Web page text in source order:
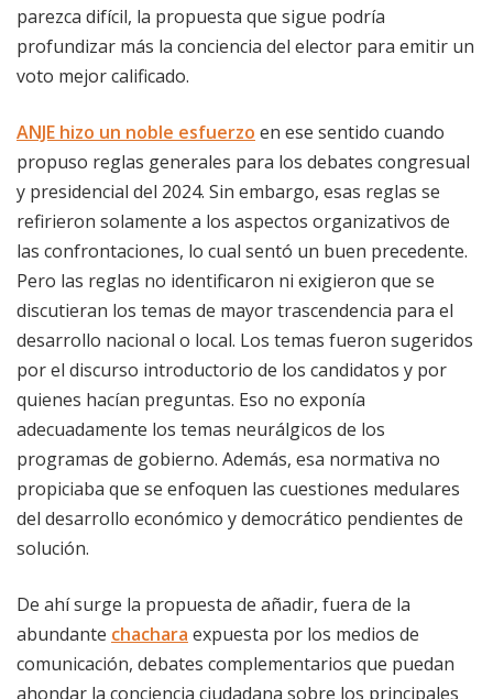
parezca difícil, la propuesta que sigue podría
profundizar más la conciencia del elector para emitir un
voto mejor calificado.
ANJE hizo un noble esfuerzo en ese sentido cuando
propuso reglas generales para los debates congresual
y presidencial del 2024. Sin embargo, esas reglas se
refirieron solamente a los aspectos organizativos de
las confrontaciones, lo cual sentó un buen precedente.
Pero las reglas no identificaron ni exigieron que se
discutieran los temas de mayor trascendencia para el
desarrollo nacional o local. Los temas fueron sugeridos
por el discurso introductorio de los candidatos y por
quienes hacían preguntas. Eso no exponía
adecuadamente los temas neurálgicos de los
programas de gobierno. Además, esa normativa no
propiciaba que se enfoquen las cuestiones medulares
del desarrollo económico y democrático pendientes de
solución.
De ahí surge la propuesta de añadir, fuera de la
abundante chachara expuesta por los medios de
comunicación, debates complementarios que puedan
ahondar la conciencia ciudadana sobre los principales